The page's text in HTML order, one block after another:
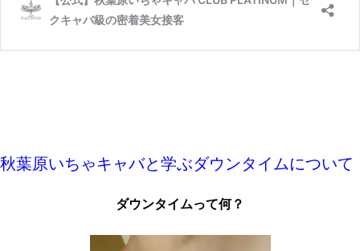
秋葉原いちゃキャバと学ぶダウンタイムについて
ダウンタイムって何？